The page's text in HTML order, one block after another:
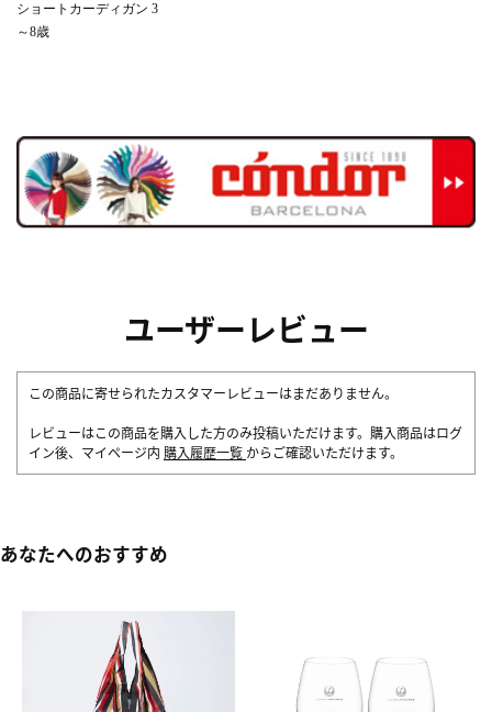
ショートカーディガン 3
～8歳
ユーザーレビュー
この商品に寄せられたカスタマーレビューはまだありません。
レビューはこの商品を購入した方のみ投稿いただけます。購入商品はログ
イン後、マイページ内 購入履歴一覧 からご確認いただけます。
あなたへのおすすめ